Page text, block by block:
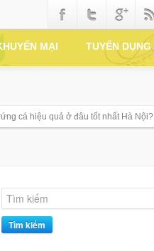
MẠI TUYỂN DỤNG
cá hiệu quả ở đâu tốt nhất Hà Nội?
Tìm kiếm